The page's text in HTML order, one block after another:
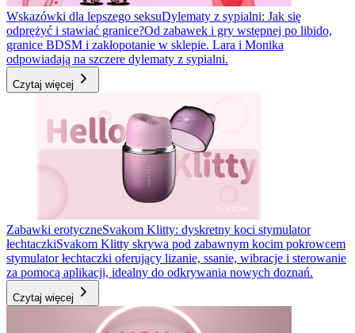
Wskazówki dla lepszego seksuDylematy z sypialni: Jak się
odprężyć i stawiać granice?Od zabawek i gry wstępnej po libido,
granice BDSM i zakłopotanie w sklepie. Lara i Monika
odpowiadają na szczere dylematy z sypialni.
Czytaj więcej
Zabawki erotyczneSvakom Klitty: dyskretny koci stymulator
łechtaczkiSvakom Klitty skrywa pod zabawnym kocim pokrowcem
stymulator łechtaczki oferujący lizanie, ssanie, wibracje i sterowanie
za pomocą aplikacji, idealny do odkrywania nowych doznań.
Czytaj więcej